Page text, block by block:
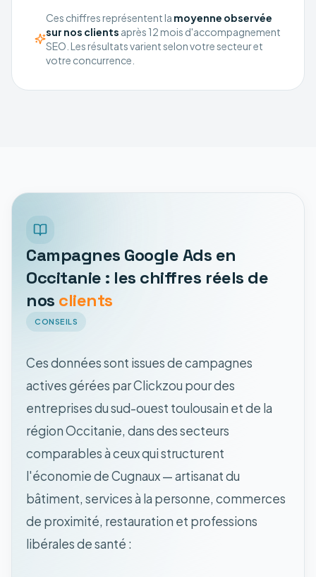
Ces chiffres représentent la moyenne observée
sur nos clients après 12 mois d'accompagnement
SEO. Les résultats varient selon votre secteur et
votre concurrence.
Campagnes Google Ads en
Occitanie : les chiffres réels de
nos clients
CONSEILS
Ces données sont issues de campagnes
actives gérées par Clickzou pour des
entreprises du sud-ouest toulousain et de la
région Occitanie, dans des secteurs
comparables à ceux qui structurent
l'économie de Cugnaux — artisanat du
bâtiment, services à la personne, commerces
de proximité, restauration et professions
libérales de santé :